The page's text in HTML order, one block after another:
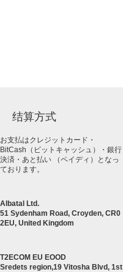
结算方式
お支払はクレジットカード・
BitCash（ビットキャッシュ）・銀行
決済・あと払い （ペイディ）となっ
ております。
Albatal Ltd.
51 Sydenham Road, Croyden, CR0
2EU, United Kingdom
T2ECOM EU EOOD
Sredets region,19 Vitosha Blvd, 1st